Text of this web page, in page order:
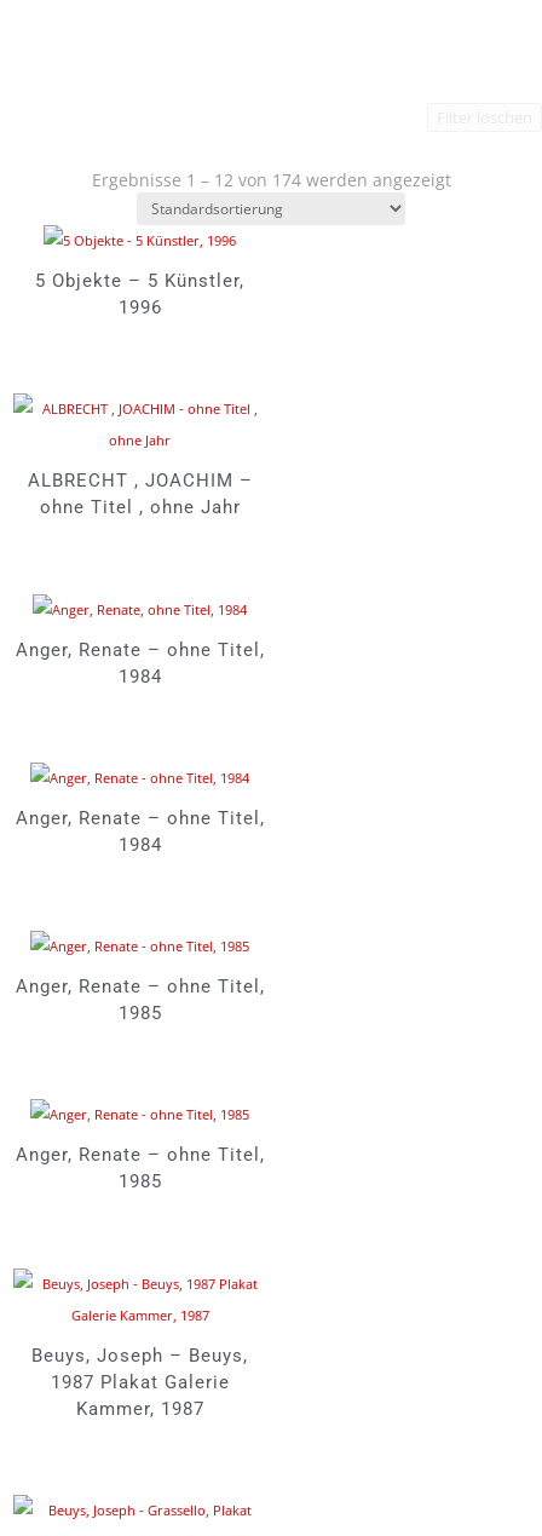
Ergebnisse 1 – 12 von 174 werden angezeigt
5 Objekte – 5 Künstler,
1996
ALBRECHT , JOACHIM –
ohne Titel , ohne Jahr
Anger, Renate – ohne Titel,
1984
Anger, Renate – ohne Titel,
1984
Anger, Renate – ohne Titel,
1985
Anger, Renate – ohne Titel,
1985
Beuys, Joseph – Beuys,
1987 Plakat Galerie
Kammer, 1987